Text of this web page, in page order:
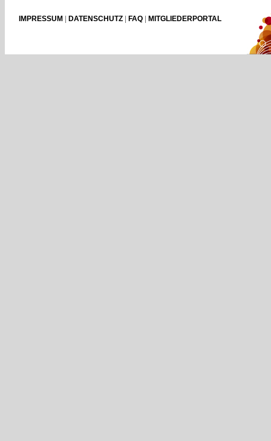
IMPRESSUM DATENSCHUTZ FAQ MITGLIEDERPORTAL